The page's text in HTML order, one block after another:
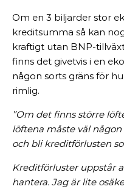
Om en 3 biljarder stor
kreditsumma så kan
kraftigt utan BNP-
finns det givetvis i en
någon sorts gräns för
rimlig.
”Om det finns större
löftena måste väl
och bli kreditförlusten
Kreditförluster uppstår
hantera. Jag är lite